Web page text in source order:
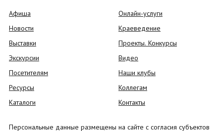
Афиша
Новости
Выставки
Экскурсии
Посетителям
Ресурсы
Каталоги
Онлайн-услуги
Краеведение
Проекты. Конкурсы
Видео
Наши клубы
Коллегам
Контакты
Персональные данные размещены на сайте с согласия субъектов